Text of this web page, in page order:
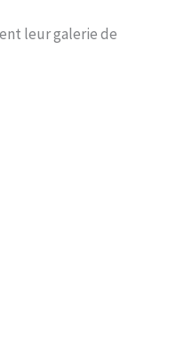
leur galerie de